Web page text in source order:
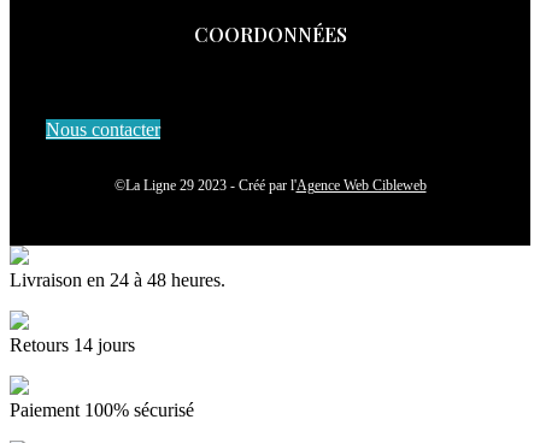
COORDONNÉES
Nous contacter
©La Ligne 29 2023 - Créé par l'Agence Web Cibleweb
Livraison en 24 à 48 heures.
Retours 14 jours
Paiement 100% sécurisé